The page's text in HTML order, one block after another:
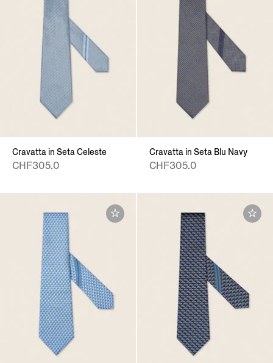
Cravatta in Seta Celeste
CHF305.0
Cravatta in Seta Blu Navy
CHF305.0